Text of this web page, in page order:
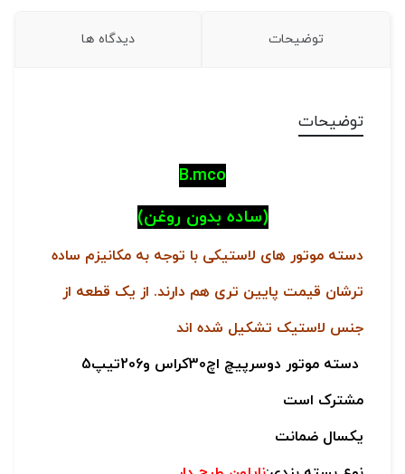
توضیحات دیدگاه ها
توضیحات
B.mco
(ساده بدون روغن)
دسته موتور های لاستیکی با توجه به مکانیزم ساده
ترشان قیمت پایین تری هم دارند. از یک قطعه از
جنس لاستیک تشکیل شده اند
دسته موتور دوسرپیچ اچ30کراس و206تیپ5
مشترک است
یکسال ضمانت